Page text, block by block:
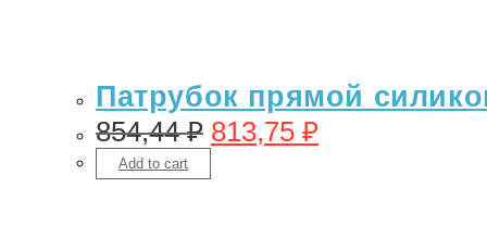
Патрубок прямой
854,44₽ 813,75 ₽
Add to cart